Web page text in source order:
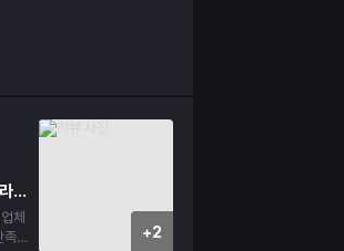
고민 끝에 선택한 조립 PC, 기대 이상이라 진작 바꿀 걸 그랬네요
체
스
+2